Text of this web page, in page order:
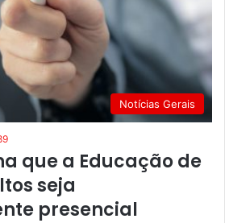
Notícias Gerais
que a Educação de
seja
presencial